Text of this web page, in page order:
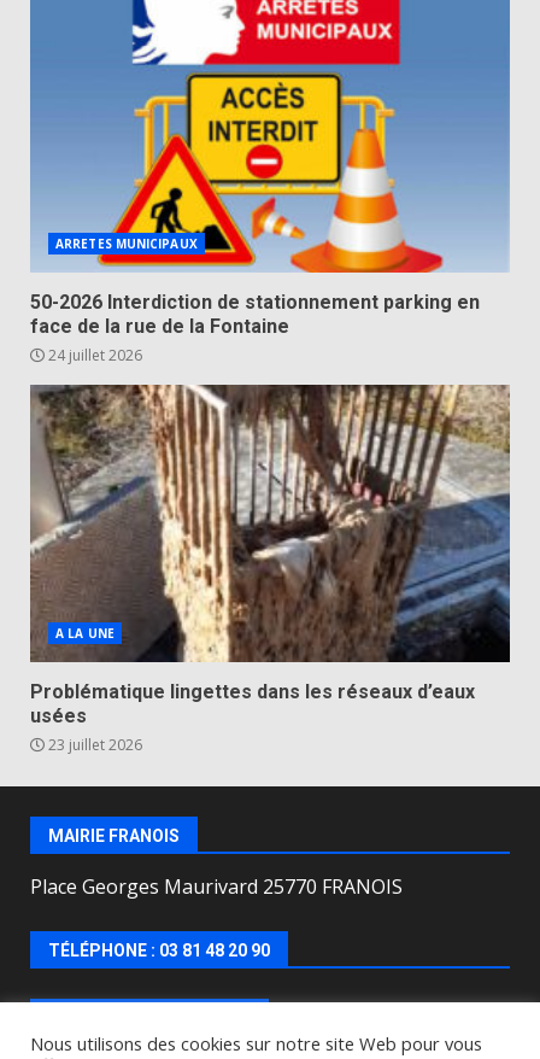
ARRETES MUNICIPAUX
50-2026 Interdiction de stationnement parking en
face de la rue de la Fontaine
24 juillet 2026
A LA UNE
Problématique lingettes dans les réseaux d’eaux
usées
23 juillet 2026
MAIRIE FRANOIS
Place Georges Maurivard 25770 FRANOIS
TÉLÉPHONE : 03 81 48 20 90
Nous utilisons des cookies sur notre site Web pour vous